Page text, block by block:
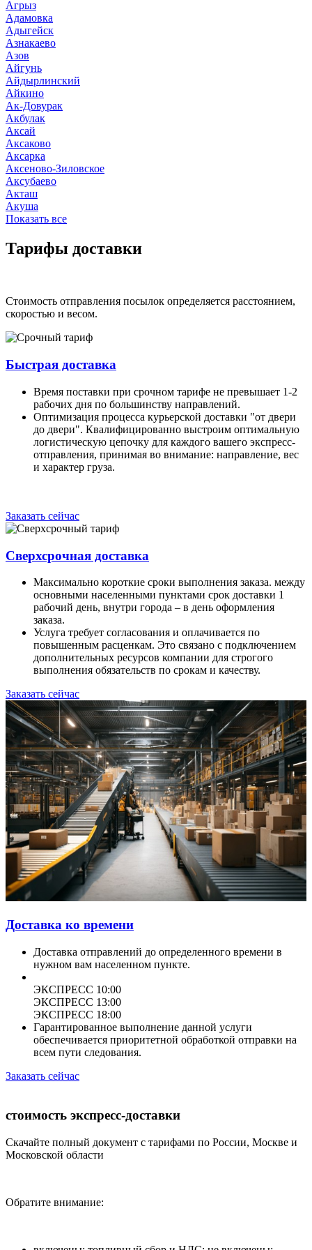
Агрыз
Адамовка
Адыгейск
Азнакаево
Азов
Айгунь
Айдырлинский
Айкино
Ак-Довурак
Акбулак
Аксай
Аксаково
Аксарка
Аксеново-Зиловское
Аксубаево
Акташ
Акуша
Показать все
Тарифы доставки
Стоимость отправления посылок определяется расстоянием,
скоростью и весом.
Быстрая доставка
Время поставки при срочном тарифе не превышает 1-2
рабочих дня по большинству направлений.
Оптимизация процесса курьерской доставки "от двери
до двери". Квалифицированно выстроим оптимальную
логистическую цепочку для каждого вашего экспресс-
отправления, принимая во внимание: направление, вес
и характер груза.
Заказать сейчас
Сверхсрочная доставка
Максимально короткие сроки выполнения заказа. между
основными населенными пунктами срок доставки 1
рабочий день, внутри города – в день оформления
заказа.
Услуга требует согласования и оплачивается по
повышенным расценкам. Это связано с подключением
дополнительных ресурсов компании для строгого
выполнения обязательств по срокам и качеству.
Заказать сейчас
Доставка ко времени
Доставка отправлений до определенного времени в
нужном вам населенном пункте.
ЭКСПРЕСС 10:00
ЭКСПРЕСС 13:00
ЭКСПРЕСС 18:00
Гарантированное выполнение данной услуги
обеспечивается приоритетной обработкой отправки на
всем пути следования.
Заказать сейчас
стоимость экспресс-доставки
Скачайте полный документ с тарифами по России, Москве и
Московской области
Обратите внимание: